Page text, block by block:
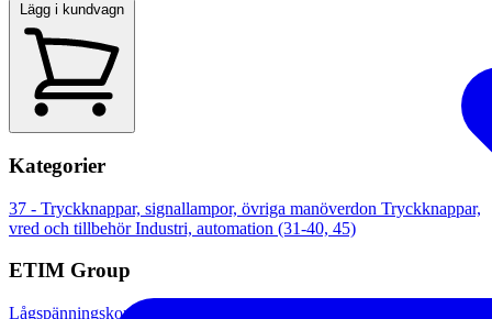
Lägg i kundvagn
Kategorier
37 - Tryckknappar, signallampor, övriga manöverdon Tryckknappar,
vred och tillbehörIndustri, automation (31-40, 45)
ETIM Group
Lågspänningskomponenter (industri)